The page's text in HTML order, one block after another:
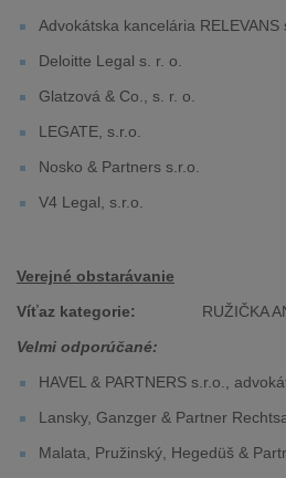
Advokátska kancelária RELEVANS
Deloitte Legal s. r. o.
Glatzová & Co., s. r. o.
LEGATE, s.r.o.
Nosko & Partners s.r.o.
V4 Legal, s.r.o.
Verejné obstarávanie
Víťaz kategorie: RUŽIČKA
Velmi odporúčané:
HAVEL & PARTNERS s.r.o.,
Lansky, Ganzger & Partner
Malata, Pružinský, Hegedüš &